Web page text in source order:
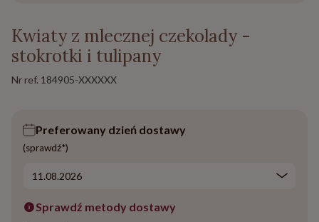
Kwiaty z mlecznej czekolady -
stokrotki i tulipany
Nr ref. 184905-XXXXXX
Preferowany dzień dostawy
(sprawdź*)
Sprawdź metody dostawy